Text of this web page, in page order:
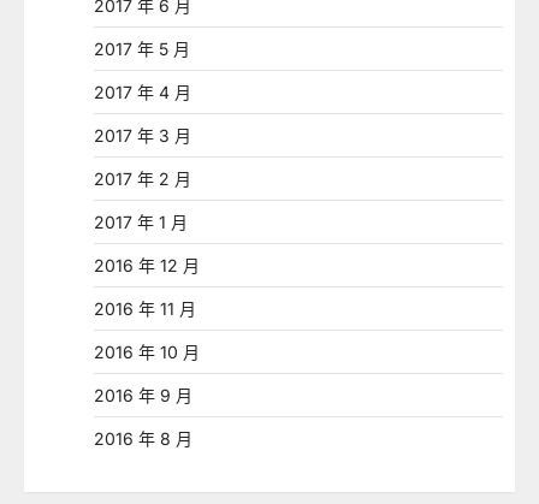
2017 年 6 月
2017 年 5 月
2017 年 4 月
2017 年 3 月
2017 年 2 月
2017 年 1 月
2016 年 12 月
2016 年 11 月
2016 年 10 月
2016 年 9 月
2016 年 8 月